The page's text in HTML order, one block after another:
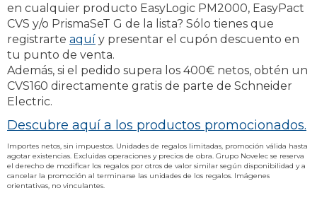
en cualquier producto EasyLogic PM2000, EasyPact
CVS y/o PrismaSeT G de la lista? Sólo tienes que
registrarte aquí y presentar el cupón descuento en
tu punto de venta.
Además, si el pedido supera los 400€ netos, obtén un
CVS160 directamente gratis de parte de Schneider
Electric.
Descubre aquí a los productos promocionados.
Importes netos, sin impuestos. Unidades de regalos limitadas, promoción válida hasta
agotar existencias. Excluidas operaciones y precios de obra. Grupo Novelec se reserva
el derecho de modificar los regalos por otros de valor similar según disponibilidad y a
cancelar la promoción al terminarse las unidades de los regalos. Imágenes
orientativas, no vinculantes.